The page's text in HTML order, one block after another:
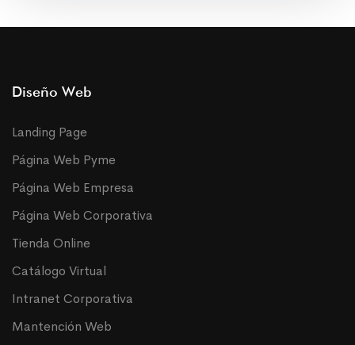
Diseño Web
Landing Page
Página Web Pyme
Página Web Empresa
Página Web Corporativa
Tienda Online
Catálogo Virtual
Intranet Corporativa
Mantención Web